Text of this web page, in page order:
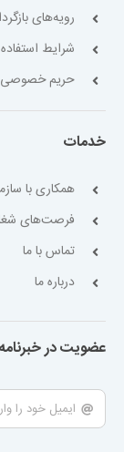
رویه‌های
شرایط استفاده
حریم خصوصی
خدمات
همکاری با
فرصت‌های
تماس با ما
درباره ما
عضویت در خبرنامه